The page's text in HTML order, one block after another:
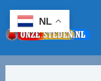
inhoud
NL